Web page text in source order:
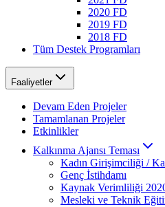
2020 FD
2019 FD
2018 FD
Tüm Destek Programları
Faaliyetler
Devam Eden Projeler
Tamamlanan Projeler
Etkinlikler
Kalkınma Ajansı Teması
Kadın Girişimciliği /
Genç İstihdamı
Kaynak Verimliliği
Mesleki ve Teknik